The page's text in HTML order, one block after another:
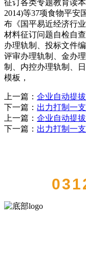
征订各类专题教育读
2014)等37项食物平安
布《国平易近经济行
材料征订问题自检自
办理轨制、投标文件
评审办理轨制、金办
制、内控办理轨制、
模板，
上一篇： 企业自动提
下一篇： 出力打制一
上一篇： 企业自动提
下一篇： 出力打制一